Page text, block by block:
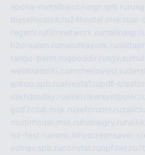
epoha-metalband.ru ngr.spb.ru
dieselvostok.ru24hostel.msk.ruw-
regsmi.rufilmnetwork.ru
h2o-salon.ru malutkayork.ru
tango-perm.rugooddir.rusgv.su
webkrasotki.comcherinvest.ru
ankou.spb.rualvesta1.rupdf-
sakhatoday.ru
golf2club.msk.ruaeforums.ru
multimodal.msk.ru habaigry.ru
isz-fest.ruewnc.infoscreensaver-
volnav.spb.rucomnat.ru npf.net.ru